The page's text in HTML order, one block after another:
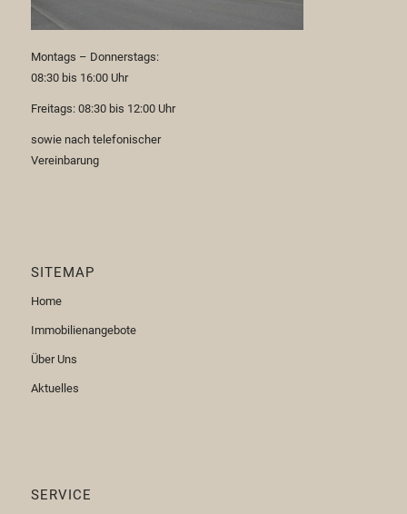
Montags – Donnerstags:
08:30 bis 16:00 Uhr
Freitags: 08:30 bis 12:00 Uhr
sowie nach telefonischer
Vereinbarung
SITEMAP
Home
Immobilienangebote
Über Uns
Aktuelles
SERVICE